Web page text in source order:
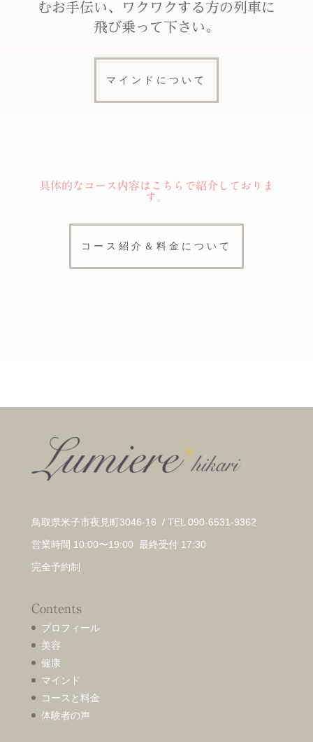
むお手伝い、ワクワクする方の列車に
飛び乗って下さい。
マインドについて
具体的なコース内容はこちらで紹介しておりま
す。
コース紹介＆料金について
鳥取県米子市夜見町3046-16 / TEL 090-6531-9362
営業時間 10:00〜19:00 最終受付 17:30
完全予約制
Contents
プロフィール
美容
健康
マインド
コースと料金
体験者の声